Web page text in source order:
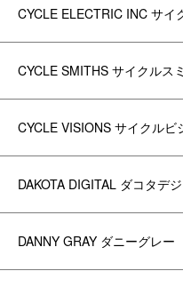
CYCLE ELECTRIC INC サイ
CYCLE SMITHS サイクルス
CYCLE VISIONS サイクルビ
DAKOTA DIGITAL ダコタデ
DANNY GRAY ダニーグレー